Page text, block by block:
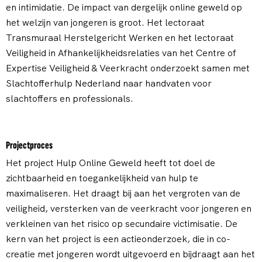
en intimidatie. De impact van dergelijk online geweld op
het welzijn van jongeren is groot. Het lectoraat
Transmuraal Herstelgericht Werken en het lectoraat
Veiligheid in Afhankelijkheidsrelaties van het Centre of
Expertise Veiligheid & Veerkracht onderzoekt samen met
Slachtofferhulp Nederland naar handvaten voor
slachtoffers en professionals.
Projectproces
Het project Hulp Online Geweld heeft tot doel de
zichtbaarheid en toegankelijkheid van hulp te
maximaliseren. Het draagt bij aan het vergroten van de
veiligheid, versterken van de veerkracht voor jongeren en
verkleinen van het risico op secundaire victimisatie. De
kern van het project is een actieonderzoek, die in co-
creatie met jongeren wordt uitgevoerd en bijdraagt aan het